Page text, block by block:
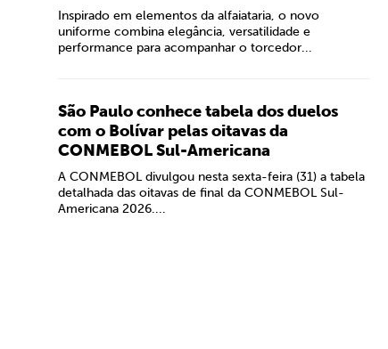
Inspirado em elementos da alfaiataria, o novo
uniforme combina elegância, versatilidade e
performance para acompanhar o torcedor...
São Paulo conhece tabela dos duelos
com o Bolívar pelas oitavas da
CONMEBOL Sul-Americana
A CONMEBOL divulgou nesta sexta-feira (31) a tabela
detalhada das oitavas de final da CONMEBOL Sul-
Americana 2026....